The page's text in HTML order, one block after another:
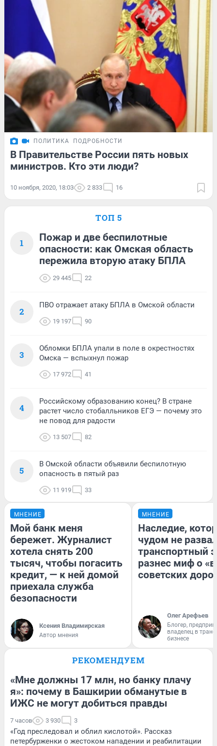
ПОЛИТИКА ПОДРОБНОСТИ
В Правительстве России пять новых
министров. Кто эти люди?
10 ноября, 2020, 18:03 2 833 16
ТОП 5
1
Пожар и две беспилотные
опасности: как Омская область
пережила вторую атаку БПЛА
29 445 22
2
ПВО отражает атаку БПЛА в Омской области
19 197 90
3
Обломки БПЛА упали в поле в окрестностях
Омска — вспыхнул пожар
17 972 41
4
Российскому образованию конец? В стране
растет число стобалльников ЕГЭ — почему это
не повод для радости
13 507 82
5
В Омской области объявили беспилотную
опасность в пятый раз
11 919 33
МНЕНИЕ
Мой банк меня
бережет. Журналист
хотела снять 200
тысяч, чтобы погасить
кредит, — к ней домой
приехала служба
безопасности
Ксения Владимирская
Автор мнения
МНЕНИЕ
Наследие,
чудом не
транспортный
разнес миф о
советских
Олег Арефьев
Блогер,
владелец в
бизнесе
РЕКОМЕНДУЕМ
«Мне должны 17 млн, но банку плачу
я»: почему в Башкирии обманутые в
ИЖС не могут добиться правды
7 часов 3 930 3
«Год преследовал и облил кислотой». Рассказ
петербурженки о жестоком нападении и реабилитации